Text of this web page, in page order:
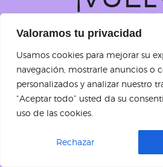
Valoramos tu privacidad
Usamos cookies para mejorar su
navegación, mostrarle anuncios o
personalizados y analizar nuestro
“Aceptar todo” usted da su
uso de las cookies.
Rechazar